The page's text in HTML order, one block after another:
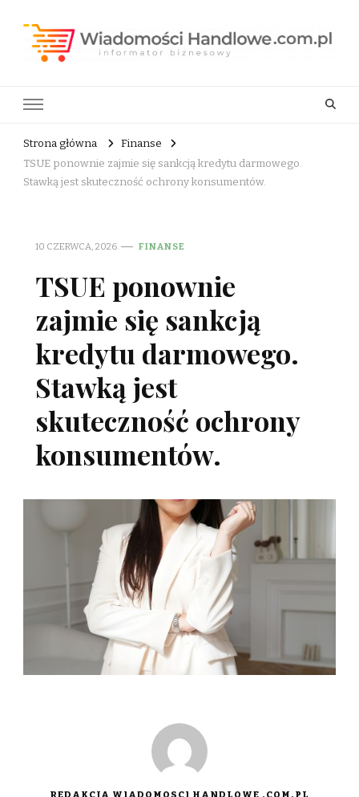
Strona główna
Finanse
TSUE ponownie zajmie się sankcją kredytu darmowego.
Stawką jest skuteczność ochrony konsumentów.
10 CZERWCA, 2026 FINANSE
TSUE ponownie
zajmie się sankcją
kredytu darmowego.
Stawką jest
skuteczność ochrony
konsumentów.
REDAKCJA WIADOMOSCI HANDLOWE .COM.PL